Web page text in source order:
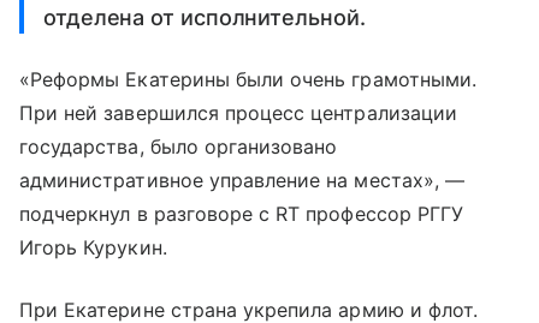
отделена от исполнительной.
«Реформы Екатерины были очень грамотными.
При ней завершился процесс централизации
государства, было организовано
административное управление на местах», —
подчеркнул в разговоре с RT профессор РГГУ
Игорь Курукин.
При Екатерине страна укрепила армию и флот.